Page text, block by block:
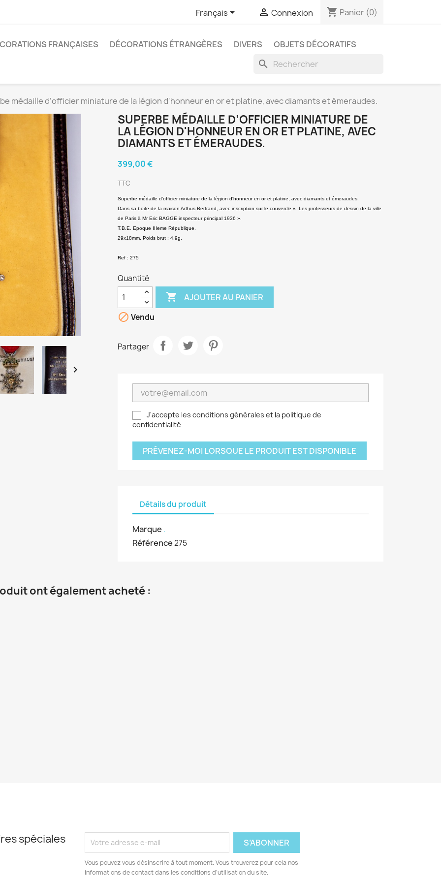
Français  Connexion shopping_cart Panier (0)
FRANÇAISES DÉCORATIONS ÉTRANGÈRES DIVERS OBJETS DÉCORATIFS
search
médaille d’officier miniature de la légion d'honneur en or et platine, avec diamants et émeraudes.

SUPERBE MÉDAILLE D’OFFICIER MINIATURE DE
LA LÉGION D'HONNEUR EN OR ET PLATINE, AVEC
DIAMANTS ET ÉMERAUDES.
399,00 €
TTC
Superbe médaille d’officier miniature de la légion d'honneur en or et platine, avec diamants et émeraudes.
Dans sa boite de la maison Arthus Bertrand, avec inscription sur le couvercle « Les professeurs de dessin de la ville
de Paris à Mr Eric BAGGE inspecteur principal 1936 ».
T.B.E. Epoque IIIeme République.
29x18mm. Poids brut : 4,9g.
Ref : 275
Quantité
 AJOUTER AU PANIER
 Vendu
Partager
J'accepte les conditions générales et la politique de
confidentialité
PRÉVENEZ-MOI LORSQUE LE PRODUIT EST DISPONIBLE
Détails du produit
Marque .
Référence275
ont également acheté :
spéciales
Vous pouvez vous désinscrire à tout moment. Vous trouverez pour cela nos
informations de contact dans les conditions d'utilisation du site.